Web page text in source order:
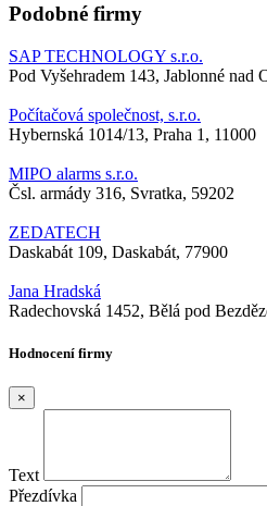
Podobné firmy
SAP TECHNOLOGY s.r.o.
Pod Vyšehradem 143, Jablonné nad
Počítačová společnost, s.r.o.
Hybernská 1014/13, Praha 1, 11000
MIPO alarms s.r.o.
Čsl. armády 316, Svratka, 59202
ZEDATECH
Daskabát 109, Daskabát, 77900
Jana Hradská
Radechovská 1452, Bělá pod
Hodnocení firmy
×
Text
Přezdívka